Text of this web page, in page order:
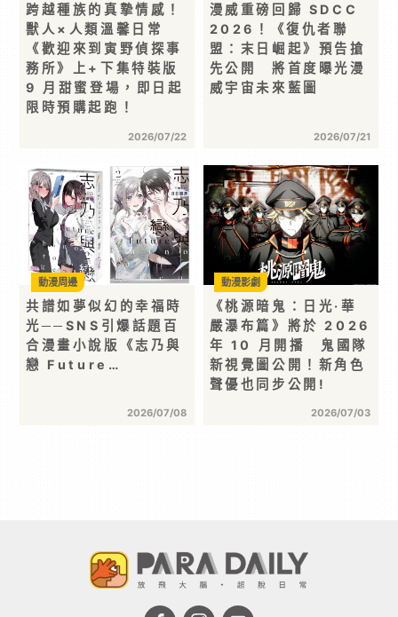
跨越種族的真摯情感！
獸人×人類溫馨日常
《歡迎來到寅野偵探事
務所》上+下集特裝版
9 月甜蜜登場，即日起
限時預購起跑！
2026/07/22
漫威重磅回歸 SDCC
2026！《復仇者聯
盟：末日崛起》預告搶
先公開 將首度曝光漫
威宇宙未來藍圖
2026/07/21
共譜如夢似幻的幸福時
光──SNS引爆話題百
合漫畫小說版《志乃與
戀 Future…
2026/07/08
動漫周邊
《桃源暗鬼：日光·華
嚴瀑布篇》將於 2026
年 10 月開播 鬼國隊
新視覺圖公開！新角色
聲優也同步公開!
2026/07/03
動漫影劇
分享 :
動漫周邊